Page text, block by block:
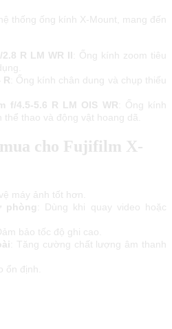
thống ống kính X-Mount, mang đến
R LM WR II : Ống kính zoom tiêu
R : Ống kính chân dung và chụp thiếu
f/4.5-5.6 R LM OIS WR : Ống kính
thao và động vật hoang dã.
cho Fujifilm X-
vệ máy ảnh tốt hơn.
phòng
: Dùng khi quay video hoặc
bảo tốc độ ghi cao.
: Tăng cường chất lượng âm thanh
ổn định.